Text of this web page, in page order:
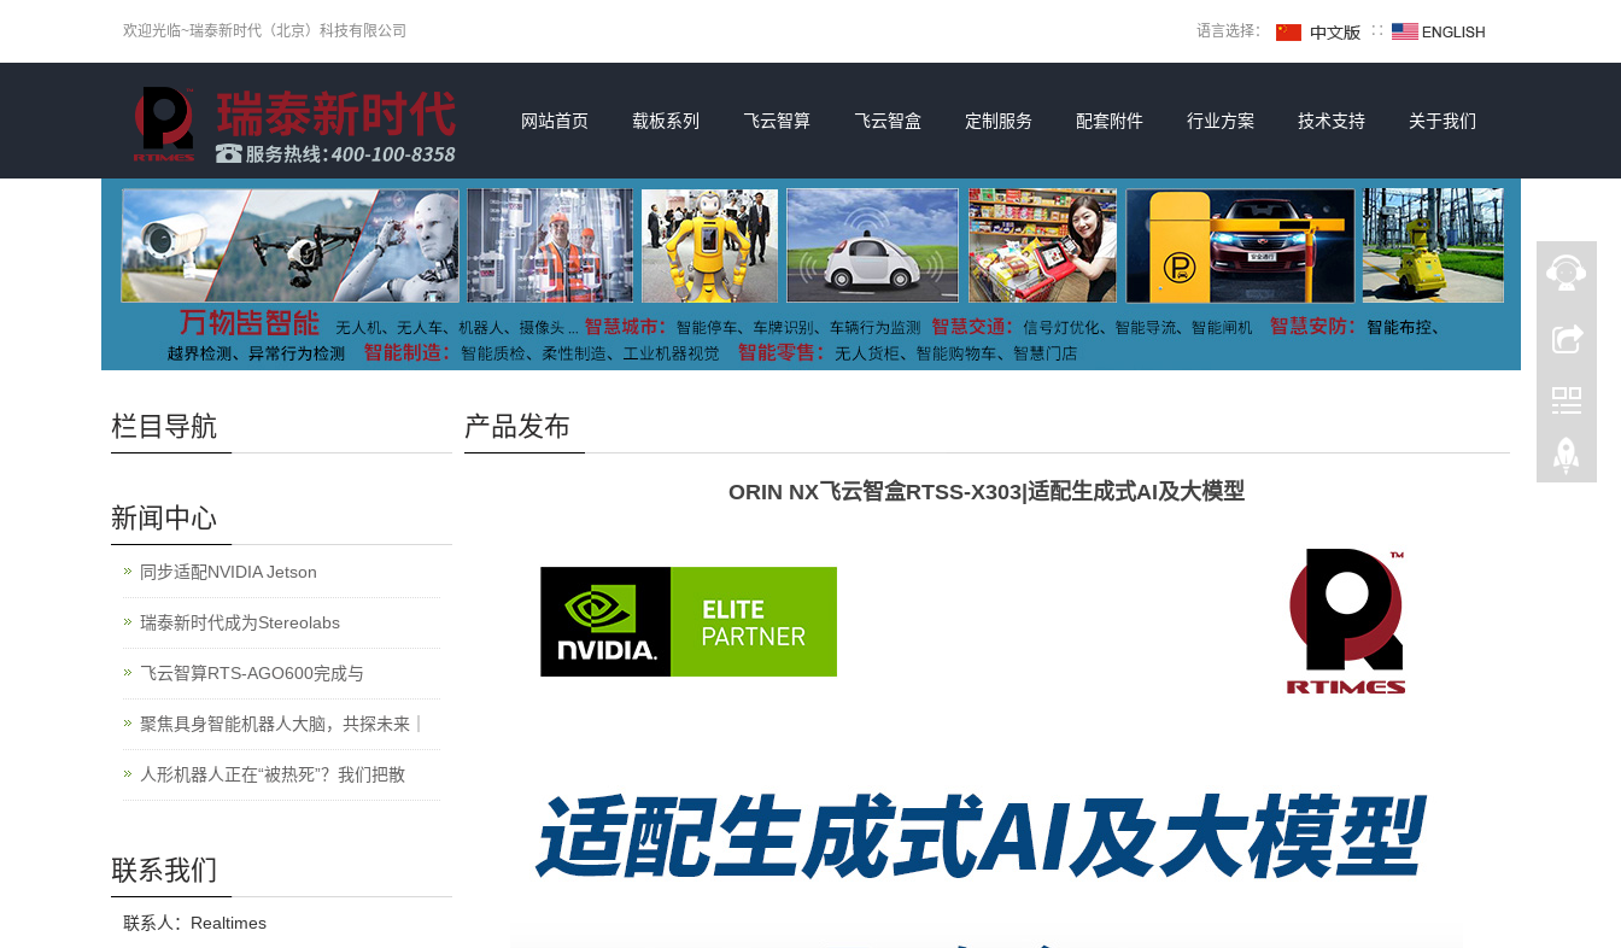
欢迎光临~瑞泰新时代（北京）科技有限公司 语言选择： ∷
网站首页 载板系列 飞云智算 飞云智盒 定制服务 配套附件 行业方案 技术支持 关于我们
产品发布
ORIN NX飞云智盒RTSS-X303|适配生成式AI及大模型
栏目导航
新闻中心
同步适配NVIDIA Jetson
瑞泰新时代成为Stereolabs
飞云智算RTS-AGO600完成与
聚焦具身智能机器人大脑，共探未来｜
人形机器人正在“被热死”？我们把散
联系我们
联系人：Realtimes